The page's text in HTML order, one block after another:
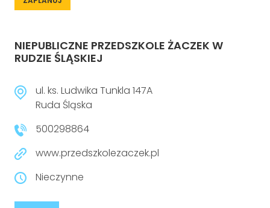
NIEPUBLICZNE PRZEDSZKOLE ŻACZEK W
RUDZIE ŚLĄSKIEJ
ul. ks. Ludwika Tunkla 147A
Ruda Śląska
500298864
www.przedszkolezaczek.pl
Nieczynne